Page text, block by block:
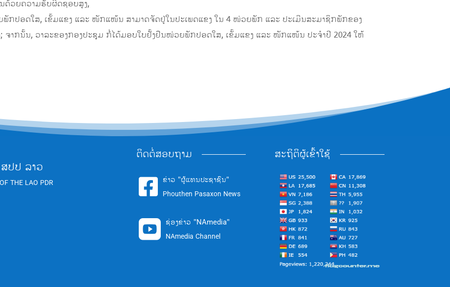
ດ້ວຍຄວາມຮັບຜິດຊອບສູງ,
ກປອດໃສ, ເຂັ້ມແຂງ ແລະ ໜັກແໜ້ນ ສາມາດຈັດຢູ່ໃນປະເພດແຂງ ໃນ 4 ໜ່ວຍພັກ ແລະ ປະເມີນສະມາຊິກພັກຂອງ
າກນັ້ນ, ວາລະຂອງກອງປະຊຸມ ກໍ່ໄດ້ມອບໃບຢັ້ງຢືນໜ່ວຍພັກປອດໃສ, ເຂັ້ມແຂງ ແລະ ໜັກແໜ້ນ ປະຈໍາປີ 2024 ໃຫ້
ປປ ລາວ
THE LAO PDR
ຕິດຕໍ່ສອບຖາມ
 ຂ່າວ "ຜູ້ແທນປະຊາຊົນ"
Phouthen Pasaxon News
 ຊ່ອງຂ່າວ "NAmedia"
NAmedia Channel
ສະຖິຕິຜູ້ເຂົ້າໃຊ້